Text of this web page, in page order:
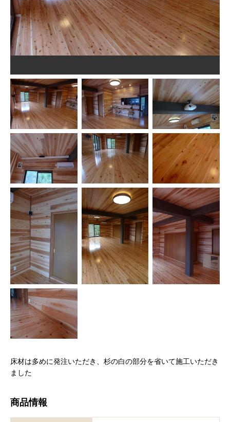
床材は多めに発注いただき、杉の白の部分を省いて施工いただき
ました
商品情報